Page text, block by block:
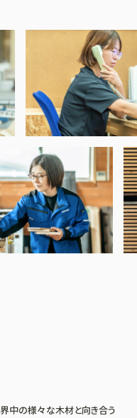
中の様々な木材と向き合う